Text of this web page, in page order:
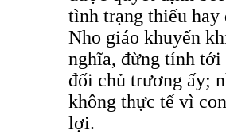
tình trạng thiếu
Nho giáo khuyến
nghĩa, đừng tính tới
đối chủ trương ấy;
không thực tế vì
lợi.